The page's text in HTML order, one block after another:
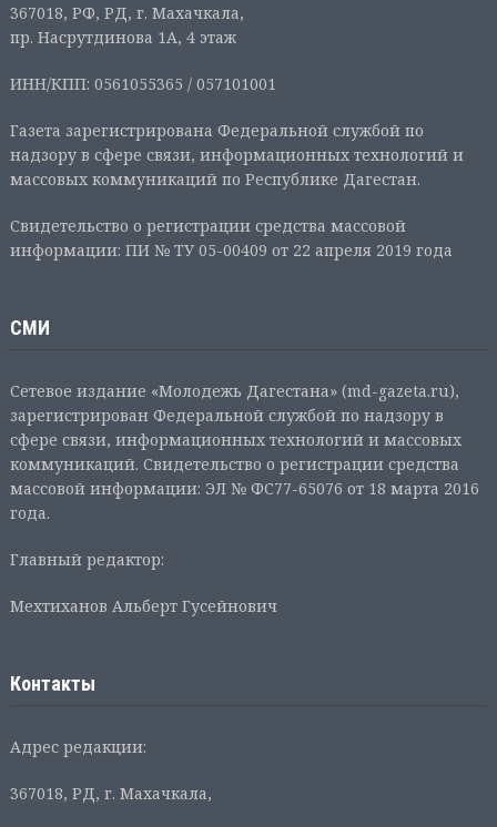
367018, РФ, РД, г. Махачкала,
пр. Насрутдинова 1А, 4 этаж
ИНН/КПП: 0561055365 / 057101001
Газета зарегистрирована Федеральной службой по
надзору в сфере связи, информационных технологий и
массовых коммуникаций по Республике Дагестан.
Свидетельство о регистрации средства массовой
информации: ПИ № ТУ 05-00409 от 22 апреля 2019 года
СМИ
Сетевое издание «Молодежь Дагестана» (md-gazeta.ru),
зарегистрирован Федеральной службой по надзору в
сфере связи, информационных технологий и массовых
коммуникаций. Свидетельство о регистрации средства
массовой информации: ЭЛ № ФС77-65076 от 18 марта 2016
года.
Главный редактор:
Мехтиханов Альберт Гусейнович
Контакты
Адрес редакции:
367018, РД, г. Махачкала,